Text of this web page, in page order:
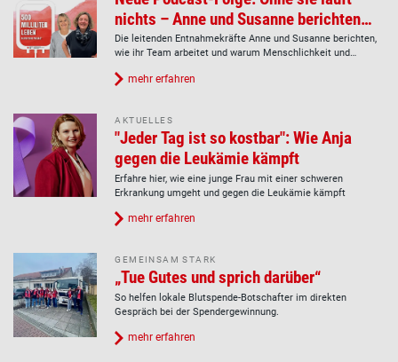
nichts – Anne und Susanne berichten
aus der Entnahme
Die leitenden Entnahmekräfte Anne und Susanne berichten,
wie ihr Team arbeitet und warum Menschlichkeit und
Jetzt reinhören!
mehr erfahren
AKTUELLES
"Jeder Tag ist so kostbar": Wie Anja
gegen die Leukämie kämpft
Erfahre hier, wie eine junge Frau mit einer schweren
Erkrankung umgeht und gegen die Leukämie kämpft
mehr erfahren
GEMEINSAM STARK
„Tue Gutes und sprich darüber“
So helfen lokale Blutspende-Botschafter im direkten
Gespräch bei der Spendergewinnung.
mehr erfahren